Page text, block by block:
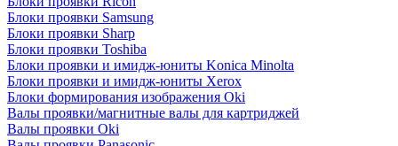
Блоки проявки Samsung
Блоки проявки Sharp
Блоки проявки Toshiba
Блоки проявки и имидж-юниты Konica Minolta
Блоки проявки и имидж-юниты Xerox
Блоки формирования изображения Oki
Валы проявки/магнитные валы для картриджей
Валы проявки Oki